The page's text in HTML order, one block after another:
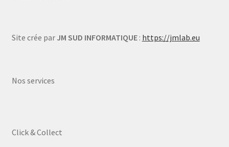
Site crée par JM SUD INFORMATIQUE: https://jmlab.eu
Nos services
Click & Collect